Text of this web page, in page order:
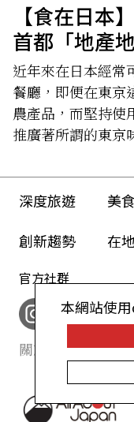
【食在日本
首都「地產
近年來在日本經常
餐廳，即便在東京
農產品，而堅持使
推廣著所謂的東京
深度旅遊 美
創新趨勢
在
官方社群
關於我們 網
本網站使